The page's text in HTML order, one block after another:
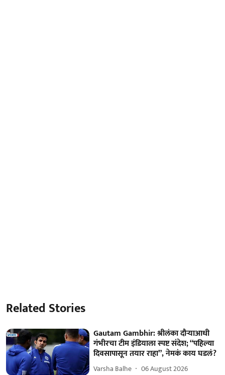
Related Stories
Gautam Gambhir: श्रीलंका दौऱ्याआधी
गंभीरचा टीम इंडियाला स्पष्ट संदेश; “पहिल्या
दिवसापासून तयार राहा”, नेमकं काय घडलं?
Varsha Balhe 06 August 2026